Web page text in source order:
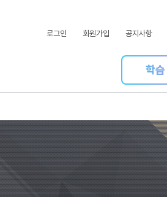
로그인 회원가입 공지사항
학습